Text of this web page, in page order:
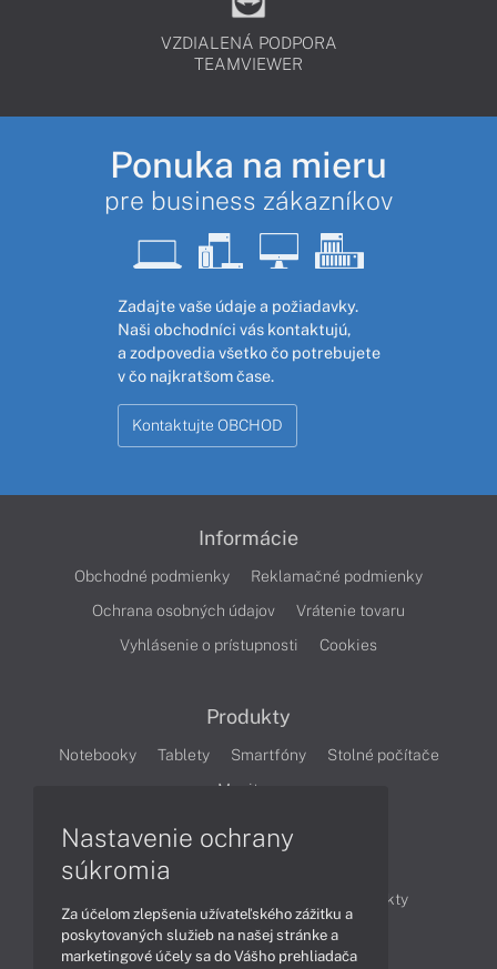
VZDIALENÁ PODPORA
TEAMVIEWER
Ponuka na mieru
pre business zákazníkov
Zadajte vaše údaje a požiadavky.
Naši obchodníci vás kontaktujú,
a zodpovedia všetko čo potrebujete
v čo najkratšom čase.
Kontaktujte OBCHOD
Informácie
Obchodné podmienky
Reklamačné podmienky
Ochrana osobných údajov
Vrátenie tovaru
Vyhlásenie o prístupnosti
Cookies
Produkty
Notebooky Tablety Smartfóny
Stolné počítače
Monitory
Produkty
Technológie
Videá
Nastavenie ochrany
súkromia
Za účelom zlepšenia užívateľského zážitku a
poskytovaných služieb na našej stránke a
marketingové účely sa do Vášho prehliadača